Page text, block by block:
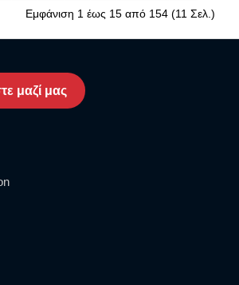
Εμφάνιση 1 έως 15 από 154 (11 Σελ.)
μαζί μας